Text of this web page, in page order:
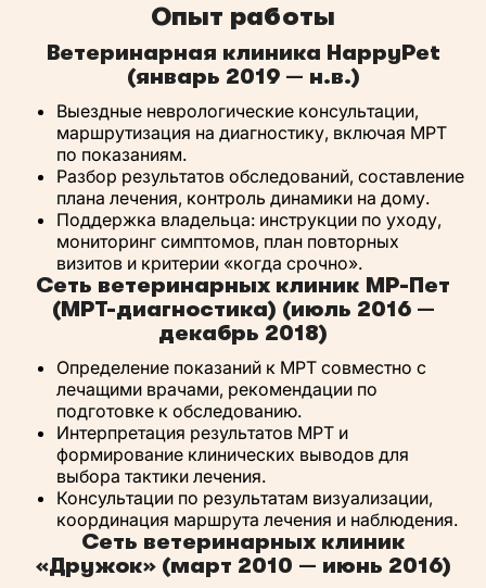
Опыт работы
Ветеринарная клиника HappyPet
(январь 2019 — н.в.)
Выездные неврологические консультации,
маршрутизация на диагностику, включая МРТ
по показаниям.
Разбор результатов обследований, составление
плана лечения, контроль динамики на дому.
Поддержка владельца: инструкции по уходу,
мониторинг симптомов, план повторных
визитов и критерии «когда срочно».
Сеть ветеринарных клиник МР-Пет
(МРТ-диагностика) (июль 2016 —
декабрь 2018)
Определение показаний к МРТ совместно с
лечащими врачами, рекомендации по
подготовке к обследованию.
Интерпретация результатов МРТ и
формирование клинических выводов для
выбора тактики лечения.
Консультации по результатам визуализации,
координация маршрута лечения и наблюдения.
Сеть ветеринарных клиник
«Дружок» (март 2010 — июнь 2016)